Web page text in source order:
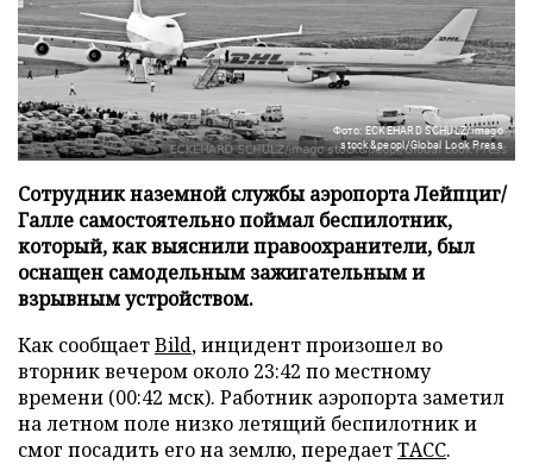
Фото: ECKEHARD SCHULZ/imago
stock&peopl/Global Look Press
Сотрудник наземной службы аэропорта Лейпциг/
Галле самостоятельно поймал беспилотник,
который, как выяснили правоохранители, был
оснащен самодельным зажигательным и
взрывным устройством.
Как сообщаетBild, инцидент произошел во
вторник вечером около 23:42 по местному
времени (00:42 мск). Работник аэропорта заметил
на летном поле низко летящий беспилотник и
смог посадить его на землю, передаетТАСС.